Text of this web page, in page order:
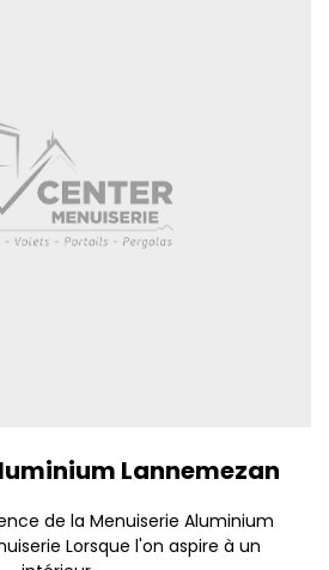
Lannemezan
de la Menuiserie Aluminium
Lorsque l'on aspire à un